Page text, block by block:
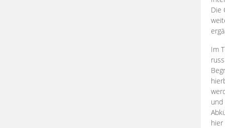
Die
Im
und